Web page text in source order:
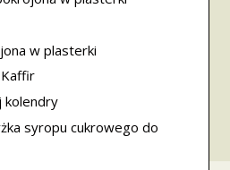
w plasterki
Kaffir
kolendry
syropu cukrowego do